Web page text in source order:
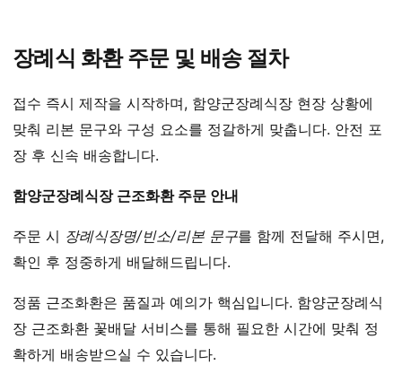
장례식 화환 주문 및 배송 절차
접수 즉시 제작을 시작하며, 함양군장례식장 현장 상황에
맞춰 리본 문구와 구성 요소를 정갈하게 맞춥니다. 안전 포
장 후 신속 배송합니다.
함양군장례식장 근조화환 주문 안내
주문 시 장례식장명/빈소/리본 문구를 함께 전달해 주시면,
확인 후 정중하게 배달해드립니다.
정품 근조화환은 품질과 예의가 핵심입니다. 함양군장례식
장 근조화환 꽃배달 서비스를 통해 필요한 시간에 맞춰 정
확하게 배송받으실 수 있습니다.